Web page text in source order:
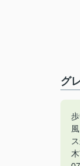
グ